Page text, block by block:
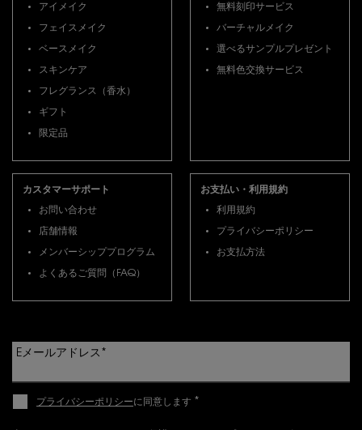
アイメイク
フェイスメイク
ベースメイク
スキンケア
フレグランス（香水）
ギフト
限定品
無料刻印サービス
バーチャルメイク
選べるサンプルプレゼント
無料色交換サービス
カスタマーサポート
お問い合わせ
店舗情報
メンバーシッププログラム
よくあるご質問（FAQ）
お支払い・利用規約
利用規約
プライバシーポリシー
お支払方法
Eメールアドレス *
プライバシーポリシーに同意します *